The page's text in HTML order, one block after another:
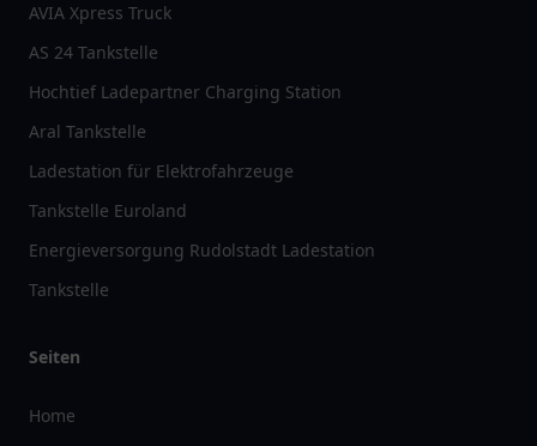
AVIA Xpress Truck
AS 24 Tankstelle
Hochtief Ladepartner Charging Station
Aral Tankstelle
Ladestation für Elektrofahrzeuge
Tankstelle Euroland
Energieversorgung Rudolstadt Ladestation
Tankstelle
Seiten
Home